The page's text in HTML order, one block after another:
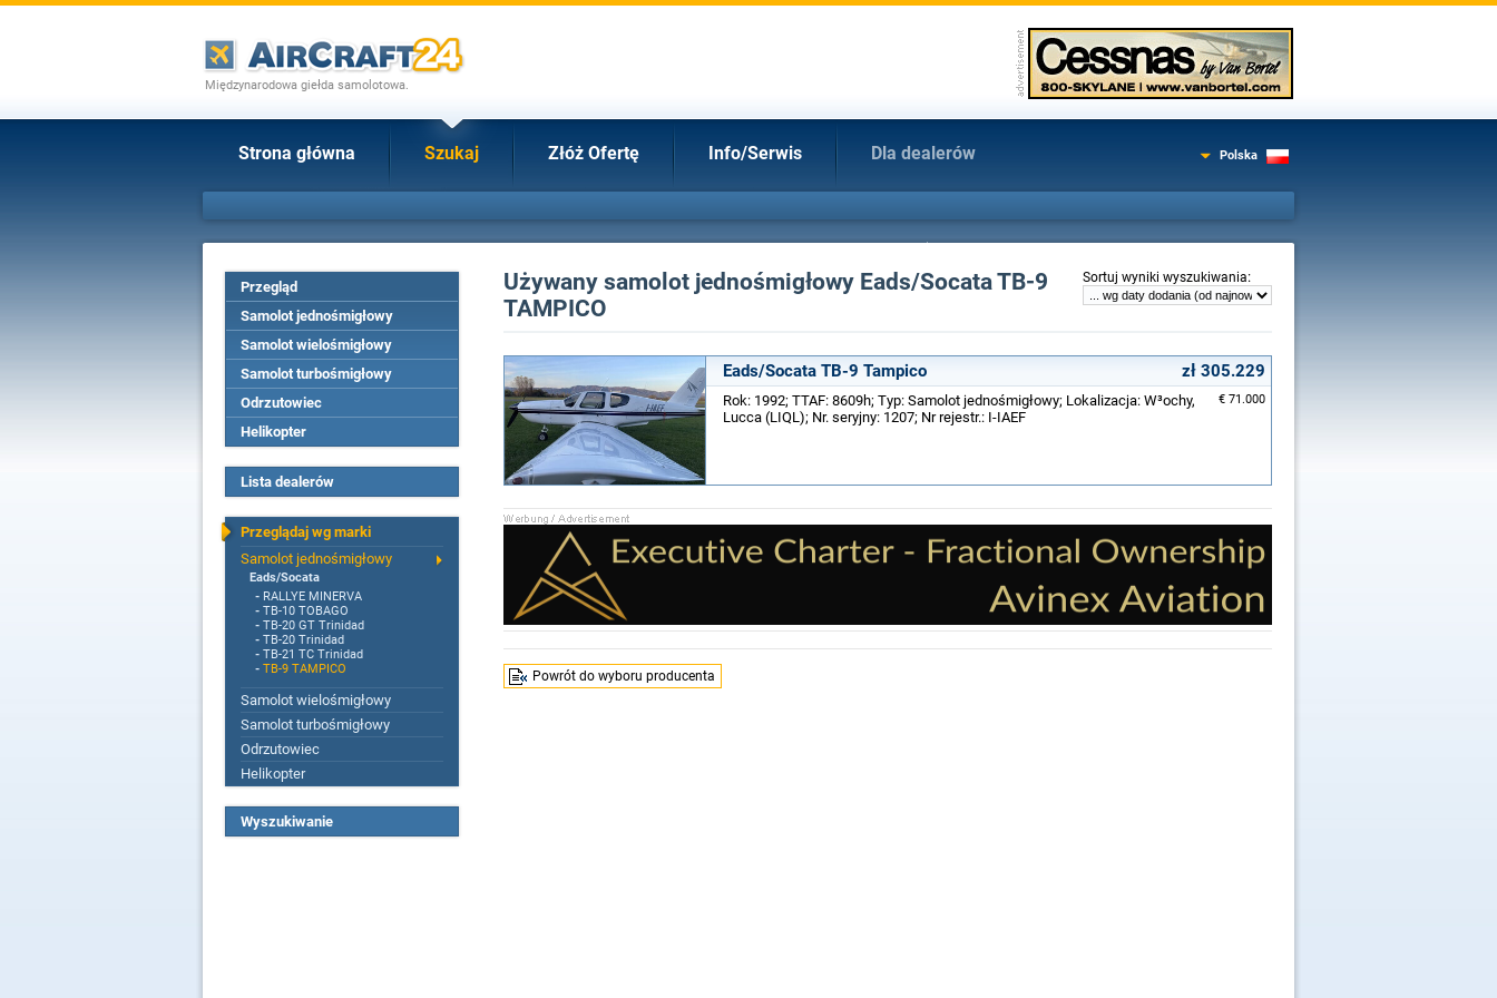
Międzynarodowa giełda samolotowa.
Strona główna Szukaj Złóż Ofertę Info/Serwis Dla dealerów Polska
Przegląd
Samolot jednośmigłowy
Samolot wielośmigłowy
Samolot turbośmigłowy
Odrzutowiec
Helikopter
Lista dealerów
Przeglądaj wg marki
Samolot jednośmigłowy
Eads/Socata
- RALLYE MINERVA
- TB-10 TOBAGO
- TB-20 GT Trinidad
- TB-20 Trinidad
- TB-21 TC Trinidad
- TB-9 TAMPICO
Samolot wielośmigłowy
Samolot turbośmigłowy
Odrzutowiec
Helikopter
Wyszukiwanie
Sortuj wyniki wyszukiwania:
Używany samolot jednośmigłowy Eads/Socata TB-9
TAMPICO
Eads/Socata TB-9 Tampico zł 305.229
€ 71.000
Rok: 1992; TTAF: 8609h; Typ: Samolot jednośmigłowy; Lokalizacja: W³ochy,
Lucca (LIQL); Nr. seryjny: 1207; Nr rejestr.: I-IAEF
Powrót do wyboru producenta